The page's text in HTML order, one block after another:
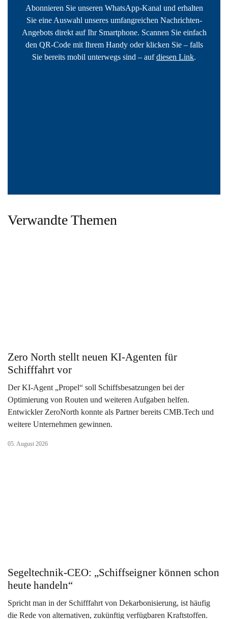
Abonnieren Sie unseren WhatsApp-Kanal und erhalten
Sie eine Auswahl unseres umfangreichen Nachrichten-
Angebots direkt auf Ihr Smartphone. Scannen Sie einfach
den QR-Code mit Ihrem Handy oder klicken Sie – falls
Sie bereits mobil unterwegs sind – aufdiesen Link.
Verwandte Themen
Zero North stellt neuen KI-Agenten für
Schifffahrt vor
Der KI-Agent „Propel“ soll Schiffsbesatzungen bei der
Optimierung von Routen und weiteren Aufgaben helfen.
Entwickler ZeroNorth konnte als Partner bereits CMB.Tech und
weitere Unternehmen gewinnen.
05. August 2026
Segeltechnik-CEO: „Schiffseigner können schon
heute handeln“
Spricht man in der Schifffahrt von Dekarbonisierung, ist häufig
die Rede von alternativen, zukünftig verfügbaren Kraftstoffen.